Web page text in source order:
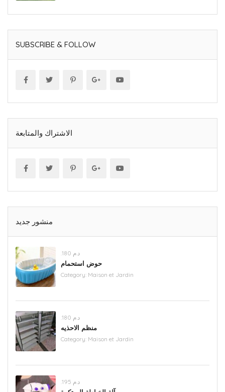
SUBSCRIBE & FOLLOW
الاشتراك والمتابعة
منشور جديد
.د.م 180
حوض استحمام
Category: Maison et Jardin
.د.م 180
منظم الاحذيه
Category: Maison et Jardin
.د.م 195